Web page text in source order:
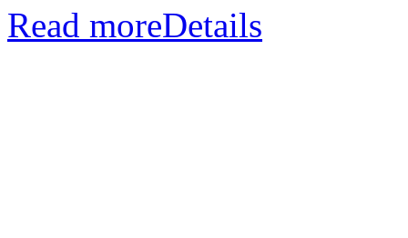
Read moreDetails